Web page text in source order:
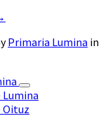
Primaria Lumina in
Lumina
Oituz